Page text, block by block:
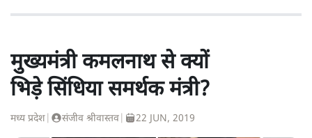
मुख्यमंत्री कमलनाथ से क्यों
भिड़े सिंधिया समर्थक मंत्री?
मध्य प्रदेश संजीव श्रीवास्तव 22 JUN, 2019